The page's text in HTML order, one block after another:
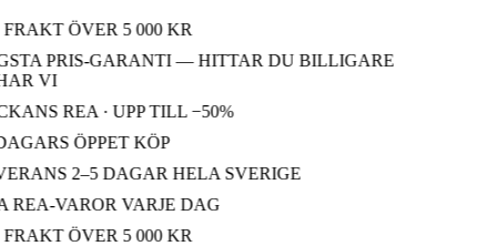
ÖVER 5 000 KR
PRIS-GARANTI — HITTAR DU BILLIGARE
VI
REA · UPP TILL −50%
ÖPPET KÖP
2–5 DAGAR HELA SVERIGE
VAROR VARJE DAG
ÖVER 5 000 KR